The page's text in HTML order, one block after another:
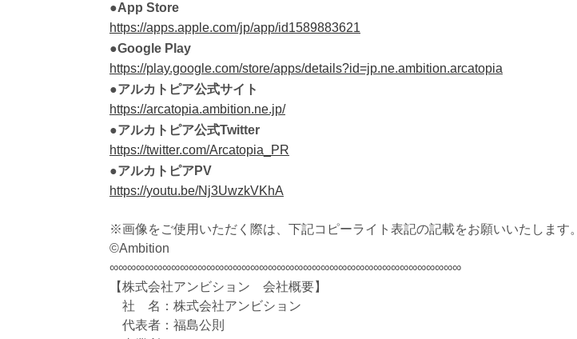
●App Store
https://apps.apple.com/jp/app/id1589883621
●Google Play
https://play.google.com/store/apps/details?id=jp.ne.ambition.arcatopia
●アルカトピア公式サイト
https://arcatopia.ambition.ne.jp/
●アルカトピア公式Twitter
https://twitter.com/Arcatopia_PR
●アルカトピアPV
https://youtu.be/Nj3UwzkVKhA
※画像をご使用いただく際は、下記コピーライト表記の記載をお願いいたします。
©Ambition
∞∞∞∞∞∞∞∞∞∞∞∞∞∞∞∞∞∞∞∞∞∞∞∞∞∞∞∞∞∞∞∞∞∞∞∞∞∞∞∞
【株式会社アンビション 会社概要】
社 名：株式会社アンビション
代表者：福島公則